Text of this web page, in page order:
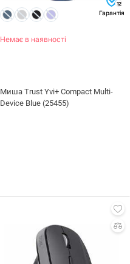
12
Гарантія
Немає в наявності
Миша Trust Yvi+ Compact Multi-
Device Blue (25455)